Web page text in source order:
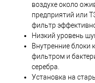
воздухе около
предприятий или
фильтр
Низкий уровень
Внутренние
фильтром и
серебра.
Установка на